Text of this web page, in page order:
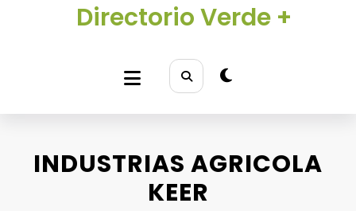
Directorio Verde +
INDUSTRIAS AGRICOLA
KEER